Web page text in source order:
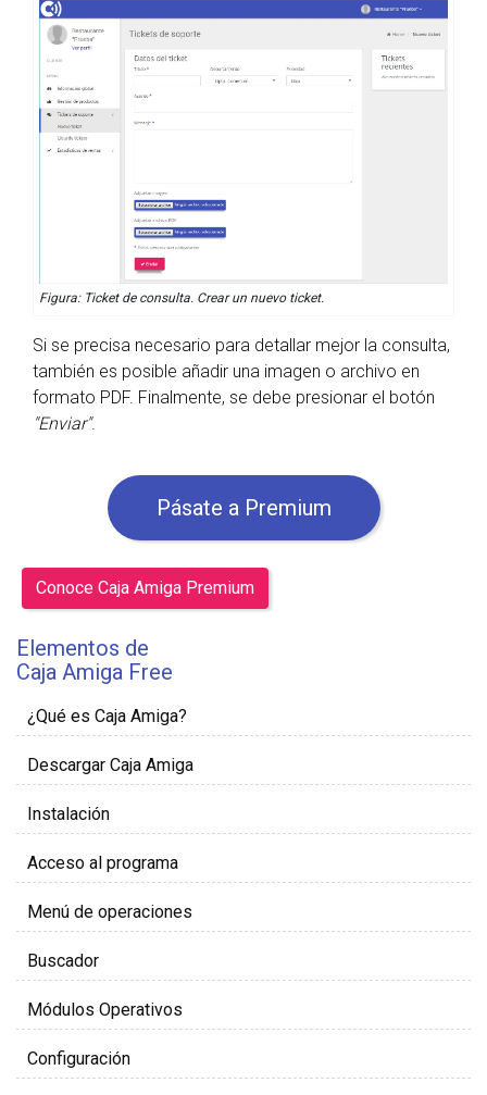
Figura: Ticket de consulta. Crear un nuevo ticket.
Si se precisa necesario para detallar mejor la consulta,
también es posible añadir una imagen o archivo en
formato PDF. Finalmente, se debe presionar el botón
"Enviar".
Pásate a Premium
Conoce Caja Amiga Premium
Elementos de
Caja Amiga Free
¿Qué es Caja Amiga?
Descargar Caja Amiga
Instalación
Acceso al programa
Menú de operaciones
Buscador
Módulos Operativos
Configuración